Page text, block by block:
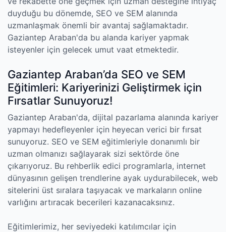
duyduğu bu dönemde, SEO ve SEM alanında
uzmanlaşmak önemli bir avantaj sağlamaktadır.
Gaziantep Araban'da bu alanda kariyer yapmak
isteyenler için gelecek umut vaat etmektedir.
Gaziantep Araban’da SEO ve SEM
Eğitimleri: Kariyerinizi Geliştirmek için
Fırsatlar Sunuyoruz!
Gaziantep Araban'da, dijital pazarlama alanında kariyer
yapmayı hedefleyenler için heyecan verici bir fırsat
sunuyoruz. SEO ve SEM eğitimleriyle donanımlı bir
uzman olmanızı sağlayarak sizi sektörde öne
çıkarıyoruz. Bu rehberlik edici programlarla, internet
dünyasının gelişen trendlerine ayak uydurabilecek, web
sitelerini üst sıralara taşıyacak ve markaların online
varlığını artıracak becerileri kazanacaksınız.
Eğitimlerimiz, her seviyedeki katılımcılar için